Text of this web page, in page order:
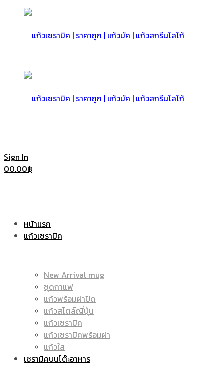
|
ราคา
Sign In
00.00฿
หน้าแรก
แก้วเซรามิค
New Arrival mug
ชุดกาแฟ
แก้วพร้อมฝาปิด
แก้วสไตล์ญี่ปุ่น
แก้วเซรามิค
แก้วเซรามิคพร้อมฝา
แก้วใส
เซรามิคบนโต๊ะอาหาร